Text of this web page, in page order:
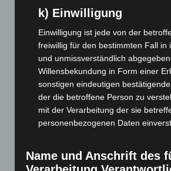
Mai 2023(139)
März 2023(174)
Februar 2023(154)
Januar 2023(140)
Dezember 2022(130)
November 2022(167)
Oktober 2022
(166)
August 2022(166)
k) Einwilligung
Einwilligung ist jede von der
freiwillig für den bestimmten Fall in
und unmissverständlich
Willensbekundung in Form einer
sonstigen eindeutigen
der die betroffene Person zu
mit der Verarbeitung der sie
personenbezogenen Daten
Name und Anschrift des